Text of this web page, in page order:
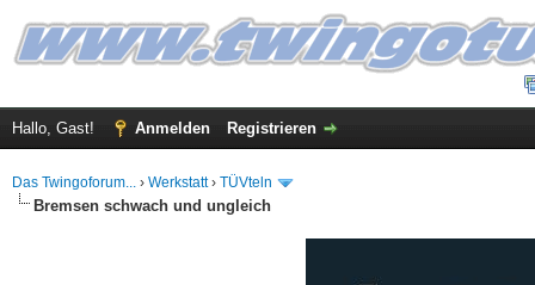
Hallo, Gast! Anmelden Registrieren
Das Twingoforum... › Werkstatt› TÜVteln
Bremsen schwach und ungleich